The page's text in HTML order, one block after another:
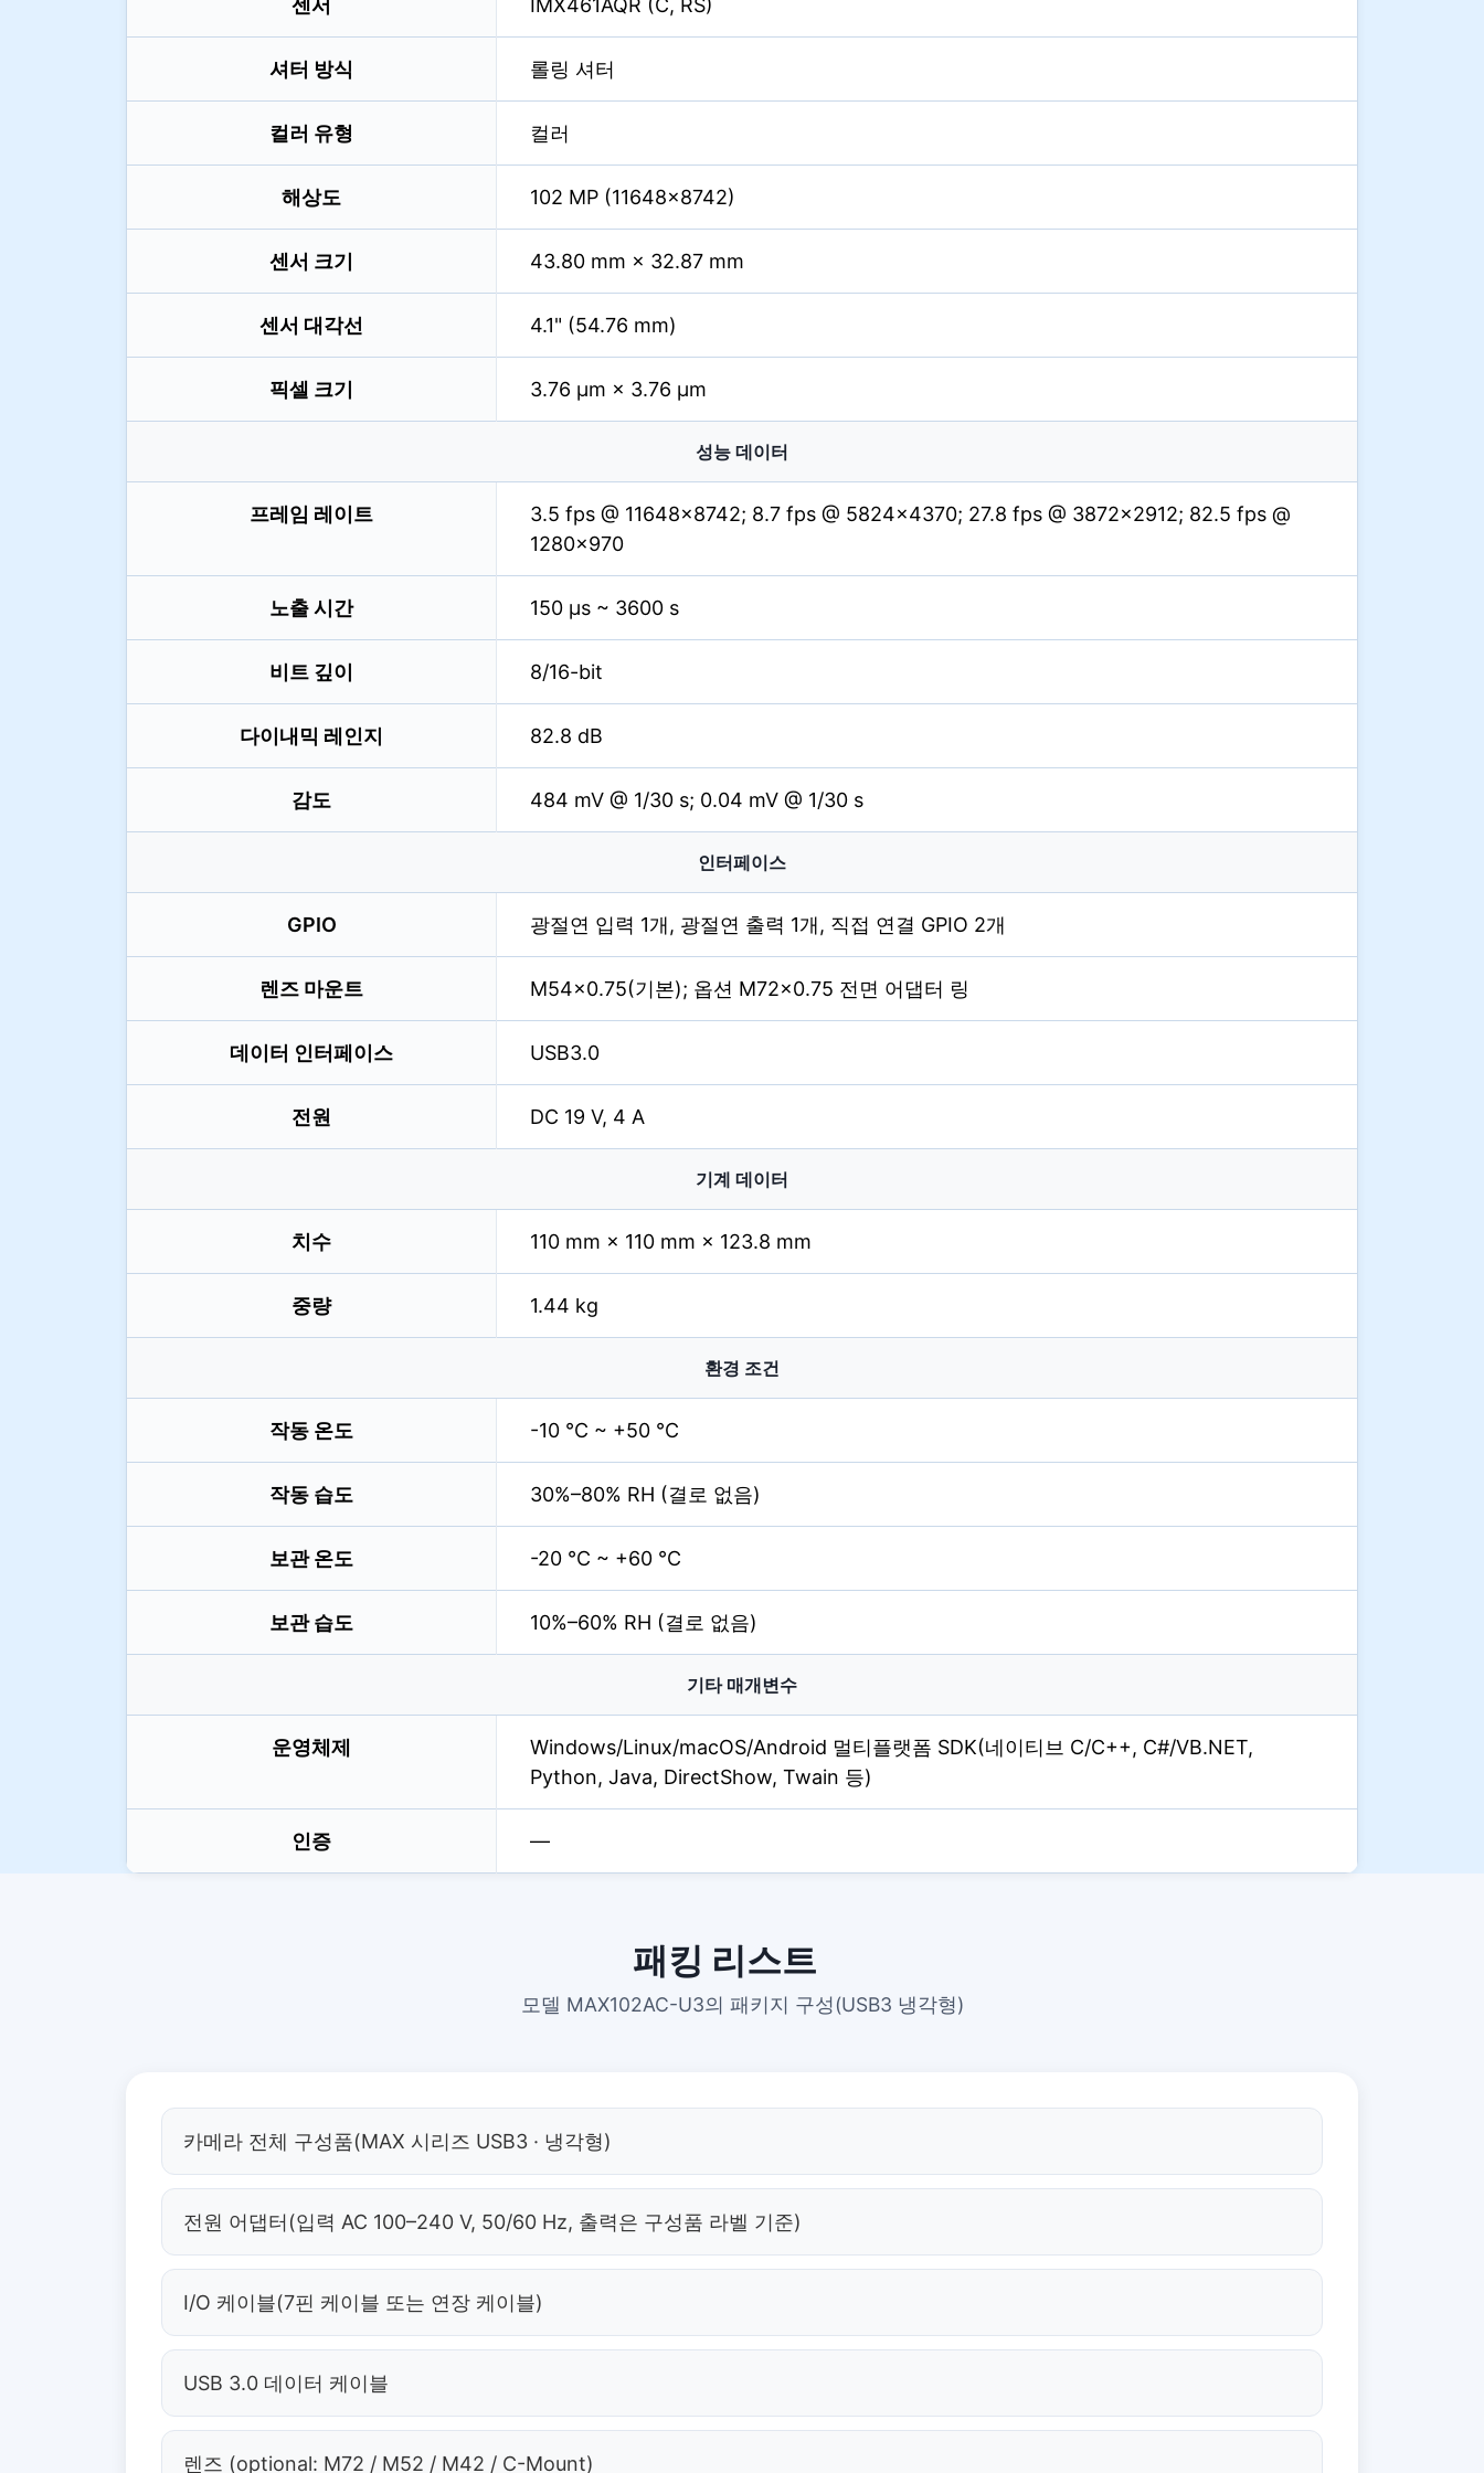
센서 IMX461AQR (C, RS)
셔터 방식 롤링 셔터
컬러 유형 컬러
해상도 102 MP (11648×8742)
센서 크기 43.80 mm × 32.87 mm
센서 대각선 4.1" (54.76 mm)
픽셀 크기 3.76 µm × 3.76 µm
성능 데이터
프레임 레이트
3.5 fps @ 11648×8742; 8.7 fps @ 5824×4370; 27.8 fps @ 3872×2912; 82.5 fps @
1280×970
노출 시간 150 µs ~ 3600 s
비트 깊이 8/16-bit
다이내믹 레인지 82.8 dB
감도 484 mV @ 1/30 s; 0.04 mV @ 1/30 s
인터페이스
GPIO 광절연 입력 1개, 광절연 출력 1개, 직접 연결 GPIO 2개
렌즈 마운트 M54×0.75(기본); 옵션 M72×0.75 전면 어댑터 링
데이터 인터페이스 USB3.0
전원 DC 19 V, 4 A
기계 데이터
치수 110 mm × 110 mm × 123.8 mm
중량 1.44 kg
환경 조건
작동 온도 -10 °C ~ +50 °C
작동 습도 30%–80% RH (결로 없음)
보관 온도 -20 °C ~ +60 °C
보관 습도 10%–60% RH (결로 없음)
기타 매개변수
운영체제
Windows/Linux/macOS/Android 멀티플랫폼 SDK(네이티브 C/C++, C#/VB.NET,
Python, Java, DirectShow, Twain 등)
인증 —
패킹 리스트
모델 MAX102AC-U3의 패키지 구성(USB3 냉각형)
카메라 전체 구성품(MAX 시리즈 USB3 · 냉각형)
전원 어댑터(입력 AC 100–240 V, 50/60 Hz, 출력은 구성품 라벨 기준)
I/O 케이블(7핀 케이블 또는 연장 케이블)
USB 3.0 데이터 케이블
렌즈 (optional: M72 / M52 / M42 / C-Mount)